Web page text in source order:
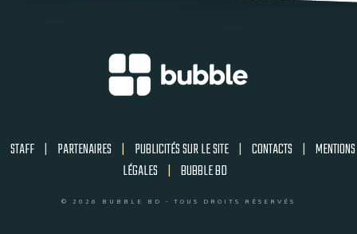
STAFF | PARTENAIRES | PUBLICITÉS SUR LE SITE | CONTACTS | MENTIONS
LÉGALES | BUBBLE BD
© 2026 BUBBLE BD - TOUS DROITS RÉSERVÉS